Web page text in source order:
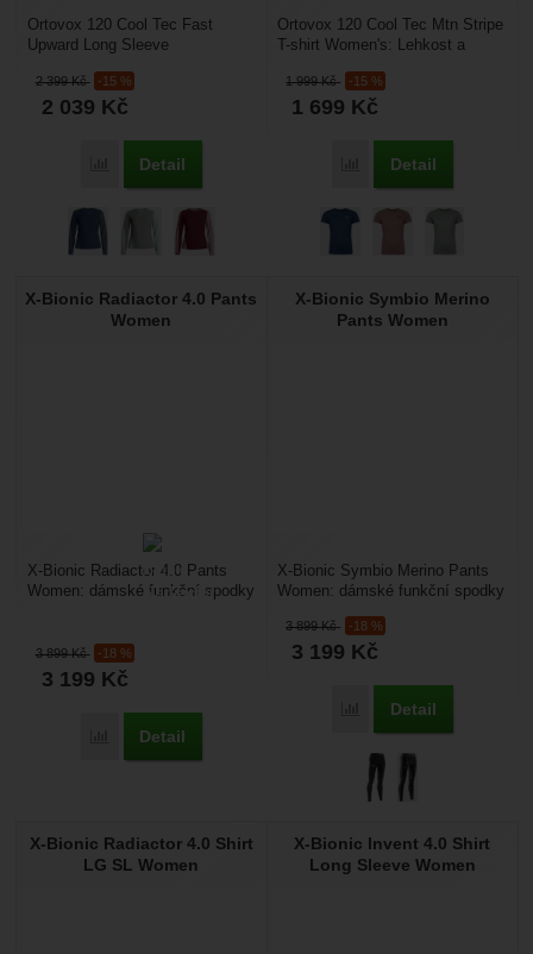
2 399Kč -15 %
2 039 Kč
Přidat 'Ortovox 120 Cool Tec Fast Upward Long Sleeve
Detail
Ortovox 120 Cool Tec Fast
Upward Long Sleeve
dlouhé letní dny. Dámské
tričko...
1 999Kč -15 %
1 699 Kč
Přidat 'Ortovox 120
Detail
Ortovox 120 Cool Tec Mtn Stripe
T-shirt Women's: Lehkost a
Dámské tričko 120...
X-Bionic Radiactor 4.0 Pants
Women
3 899Kč -18 %
3 199 Kč
Přidat 'X-Bionic Radiactor 4.0 Pants Women' k porovnání
Detail
X-Bionic Radiactor 4.0 Pants
Women: dámské funkční spodky
X-Bionic Symbio Merino
Pants Women
3 899Kč -18 %
3 199 Kč
Přidat 'X-Bionic
Detail
X-Bionic Symbio Merino Pants
Women: dámské funkční spodky
vás v ideální...
X-Bionic Radiactor 4.0 Shirt
LG SL Women
X-Bionic Invent 4.0 Shirt
Long Sleeve Women